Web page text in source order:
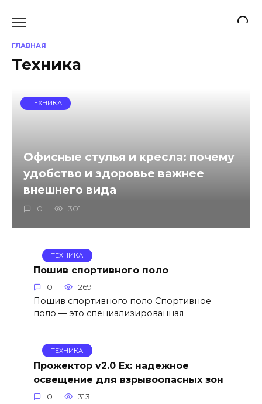
ГЛАВНАЯ
Техника
ТЕХНИКА
Офисные стулья и кресла: почему
удобство и здоровье важнее
внешнего вида
0 301
ТЕХНИКА
Пошив спортивного поло
0 269
Пошив спортивного поло Спортивное
поло — это специализированная
ТЕХНИКА
Прожектор v2.0 Ex: надежное
освещение для взрывоопасных зон
0 313